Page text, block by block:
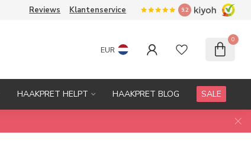
Reviews Klantenservice 9.2
EUR
0
HAAKPRET HELPT HAAKPRET BLOG SALE